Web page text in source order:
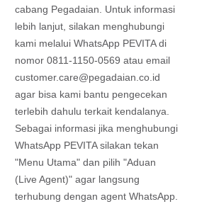
cabang Pegadaian. Untuk informasi
lebih lanjut, silakan menghubungi
kami melalui WhatsApp PEVITA di
nomor 0811-1150-0569 atau email
customer.care@pegadaian.co.id
agar bisa kami bantu pengecekan
terlebih dahulu terkait kendalanya.
Sebagai informasi jika menghubungi
WhatsApp PEVITA silakan tekan
"Menu Utama" dan pilih "Aduan
(Live Agent)" agar langsung
terhubung dengan agent WhatsApp.